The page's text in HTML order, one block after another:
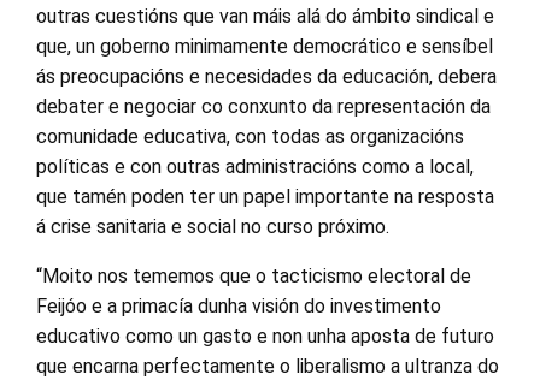
outras cuestións que van máis alá do ámbito sindical e
que, un goberno minimamente democrático e sensíbel
ás preocupacións e necesidades da educación, debera
debater e negociar co conxunto da representación da
comunidade educativa, con todas as organizacións
políticas e con outras administracións como a local,
que tamén poden ter un papel importante na resposta
á crise sanitaria e social no curso próximo.
“Moito nos tememos que o tacticismo electoral de
Feijóo e a primacía dunha visión do investimento
educativo como un gasto e non unha aposta de futuro
que encarna perfectamente o liberalismo a ultranza do